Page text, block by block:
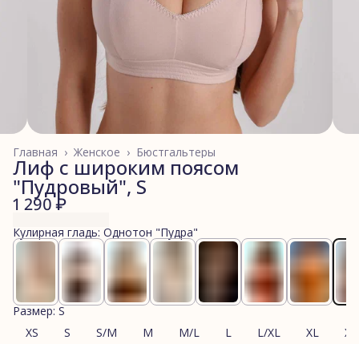
Бюстгальтеры
Женское ›
Главная ›
Лиф с широким поясом
"Пудровый", S
1 290 ₽
Кулирная гладь: Однотон "Пудра"
Размер: S
XS
S S/M M M/L L L/XL XL